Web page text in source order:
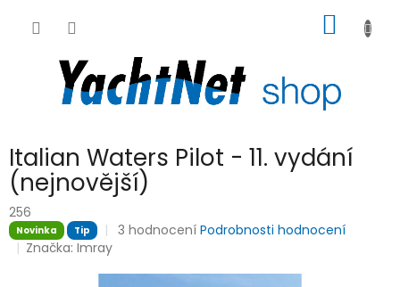
KOŠÍK
Italian Waters Pilot - 11. vydání
(nejnovější)
256
Novinka Tip
Průměrné
3 hodnocení Podrobnosti hodnocení
Značka:Imray